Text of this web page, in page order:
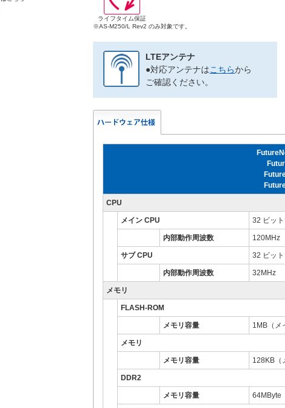
ライフタイム保証
※AS-M250/L Rev2 のみ対象です。
LTEアンテナ
●対応アンテナはこちらから
ご確認ください。
CPU
メイン CPU 32 ビッ
内部動作周波数 120MHz
サブ CPU 32 ビッ
内部動作周波数 32MHz
メモリ
FLASH-ROM
メモリ容量 1MB（メ
メモリ
メモリ容量 128KB（
DDR2
メモリ容量 64MByte